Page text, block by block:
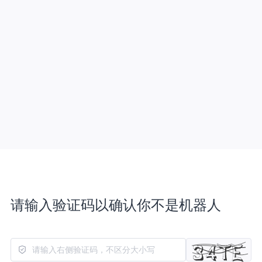
请输入验证码以确认你不是机器人